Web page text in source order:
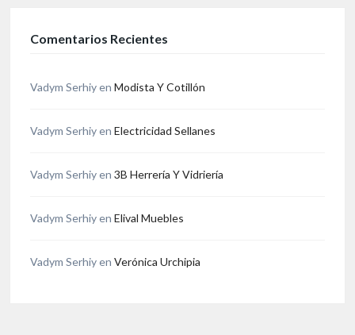
Comentarios Recientes
Vadym Serhiyen Modista Y Cotillón
Vadym Serhiyen Electricidad Sellanes
Vadym Serhiyen 3B Herrería Y Vidriería
Vadym Serhiyen Elival Muebles
Vadym Serhiyen Verónica Urchipia